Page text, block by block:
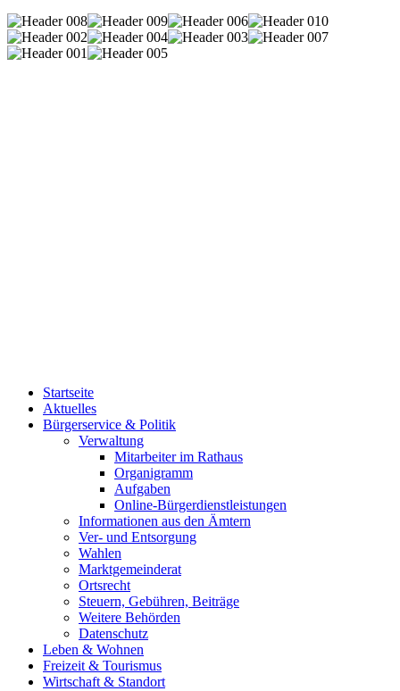
Startseite
Aktuelles
Bürgerservice & Politik
Verwaltung
Mitarbeiter im Rathaus
Organigramm
Aufgaben
Online-Bürgerdienstleistungen
Informationen aus den Ämtern
Ver- und Entsorgung
Wahlen
Marktgemeinderat
Ortsrecht
Steuern, Gebühren, Beiträge
Weitere Behörden
Datenschutz
Leben & Wohnen
Freizeit & Tourismus
Wirtschaft & Standort